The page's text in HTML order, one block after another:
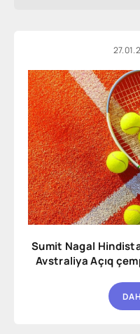
Sumit Nagal
Avstraliya Açıq